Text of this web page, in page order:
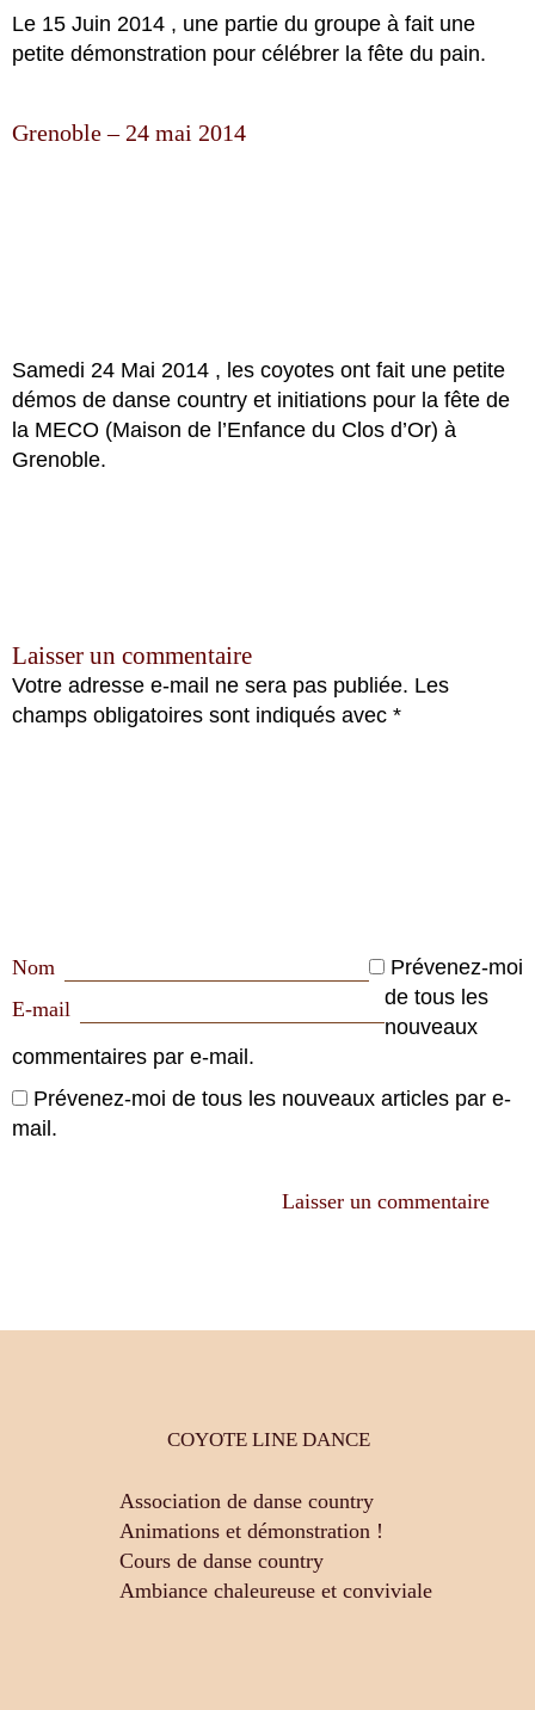
Le 15 Juin 2014 , une partie du groupe à fait une
petite démonstration pour célébrer la fête du pain.
Grenoble – 24 mai 2014
Samedi 24 Mai 2014 , les coyotes ont fait une petite
démos de danse country et initiations pour la fête de
la MECO (Maison de l’Enfance du Clos d’Or) à
Grenoble.
Laisser un commentaire
Votre adresse e-mail ne sera pas publiée. Les
champs obligatoires sont indiqués avec *
Nom
E-mail
Prévenez-moi
de tous les
nouveaux
commentaires par e-mail.
Prévenez-moi de tous les nouveaux articles par e-
mail.
COYOTE LINE DANCE
Association de danse country
Animations et démonstration !
Cours de danse country
Ambiance chaleureuse et conviviale